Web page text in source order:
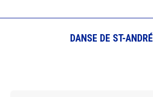
DANSE DE ST-ANDRÉ